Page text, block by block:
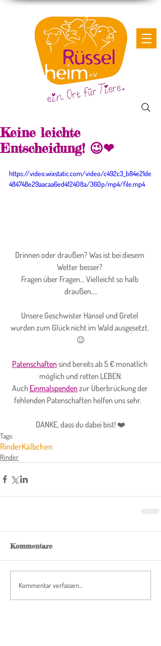
Keine leichte
Entscheidung! 😉❤
https://video.wixstatic.com/video/c492c3_b84e21de
484748e29aacaa6ed4f2408a/360p/mp4/file.mp4
Drinnen oder draußen? Was ist bei diesem
Wetter besser?
Fragen über Fragen... Vielleicht so halb
draußen....
Unsere Geschwister Hänsel und Gretel
wurden zum Glück nicht im Wald ausgesetzt.
😉
Patenschaften sind bereits ab 5 € monatlich
möglich und retten LEBEN.
Auch Einmalspenden zur Überbrückung der
fehlenden Patenschaften helfen uns sehr.
DANKE, dass du dabei bist! ❤️
Tags:
RinderKälbchen
Rinder
Kommentare
Kommentar verfassen...